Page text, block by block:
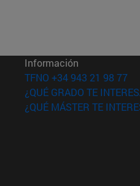
en nueva ventana)
nueva ventana)
nueva ventana)
Información
TFNO +34 943 21 98 77
¿QUÉ GRADO TE
¿QUÉ MÁSTER TE